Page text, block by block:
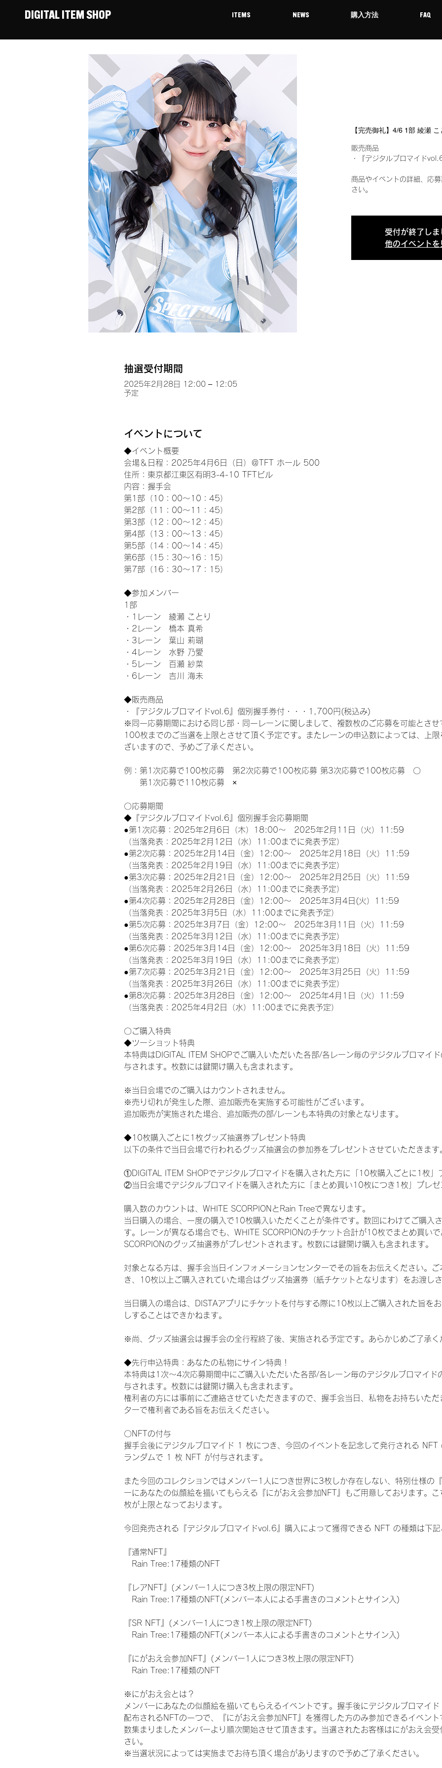
DIGITAL ITEM SHOP ITEMS NEWS 購入方法 FAQ
【完売御礼】4/6 1部 綾瀬
販売商品
・『デジタルブロマイド
商品やイベントの詳細、応
さい。
受付が終了しま
他のイベントを
抽選受付期間
2025年2月28日 12:00 – 12:05
予定
イベントについて
◆イベント概要
会場＆日程：2025年4月6日（日）＠TFT ホール 500
住所：東京都江東区有明3-4-10 TFTビル
内容：握手会
第1部（10：00～10：45）
第2部（11：00～11：45）
第3部（12：00～12：45）
第4部（13：00～13：45）
第5部（14：00～14：45）
第6部（15：30～16：15）
第7部（16：30～17：15）
◆参加メンバー
1部
・1レーン　綾瀬 ことり
・2レーン　橋本 真希
・3レーン　葉山 莉瑚
・4レーン　水野 乃愛
・5レーン　百瀬 紗菜
・6レーン　吉川 海未
◆販売商品
・『デジタルブロマイドvol.6』個別握手券付・・・1,700円(税込み)
※同一応募期間における同じ部・同一レーンに関しまして、複数枚のご応募を可能とさ
100枚までのご当選を上限とさせて頂く予定です。またレーンの申込数によっては、上
ざいますので、予めご了承ください。
例：第1次応募で100枚応募　第2次応募で100枚応募 第3次応募で100枚応募　〇
第1次応募で110枚応募　×
〇応募期間
◆『デジタルブロマイドvol.6』個別握手会応募期間
●第1次応募：2025年2月6日（木）18:00～　2025年2月11日（火）11:59
（当落発表：2025年2月12日（水）11:00までに発表予定）
●第2次応募：2025年2月14日（金）12:00～　2025年2月18日（火）11:59
（当落発表：2025年2月19日（水）11:00までに発表予定）
●第3次応募：2025年2月21日（金）12:00～　2025年2月25日（火）11:59
（当落発表：2025年2月26日（水）11:00までに発表予定）
●第4次応募：2025年2月28日（金）12:00～　2025年3月4日(火）11:59
（当落発表：2025年3月5日（水）11:00までに発表予定）
●第5次応募：2025年3月7日（金）12:00～　2025年3月11日（火）11:59
（当落発表：2025年3月12日（水）11:00までに発表予定）
●第6次応募：2025年3月14日（金）12:00～　2025年3月18日（火）11:59
（当落発表：2025年3月19日（水）11:00までに発表予定）
●第7次応募：2025年3月21日（金）12:00～　2025年3月25日（火）11:59
（当落発表：2025年3月26日（水）11:00までに発表予定）
●第8次応募：2025年3月28日（金）12:00～　2025年4月1日（火）11:59
（当落発表：2025年4月2日（水）11:00までに発表予定）
〇ご購入特典
◆ツーショット特典
本特典はDIGITAL ITEM SHOPでご購入いただいた各部/各レーン毎のデジタルブロマイ
与されます。枚数には鍵開け購入も含まれます。
※当日会場でのご購入はカウントされません。
※売り切れが発生した際、追加販売を実施する可能性がございます。
追加販売が実施された場合、追加販売の部/レーンも本特典の対象となります。
◆10枚購入ごとに1枚グッズ抽選券プレゼント特典
以下の条件で当日会場で行われるグッズ抽選会の参加券をプレゼントさせていただきます
①DIGITAL ITEM SHOPでデジタルブロマイドを購入された方に「10枚購入ごとに1枚」
②当日会場でデジタルブロマイドを購入された方に「まとめ買い10枚につき1枚」プレゼ
購入数のカウントは、WHITE SCORPIONとRain Treeで異なります。
当日購入の場合、一度の購入で10枚購入いただくことが条件です。数回にわけてご購入
す。レーンが異なる場合でも、WHITE SCORPIONのチケット合計が10枚でまとめ買い
SCORPIONのグッズ抽選券がプレゼントされます。枚数には鍵開け購入も含まれます。
対象となる方は、握手会当日インフォメーションセンターでその旨をお伝えください。
き、10枚以上ご購入されていた場合はグッズ抽選券（紙チケットとなります）をお渡しさ
当日購入の場合は、DISTAアプリにチケットを付与する際に10枚以上ご購入された旨を
しすることはできかねます。
※尚、グッズ抽選会は握手会の全行程終了後、実施される予定です。あらかじめご了承く
◆先行申込特典：あなたの私物にサイン特典！
本特典は1次〜4次応募期間中にご購入いただいた各部/各レーン毎のデジタルブロマイド
与されます。枚数には鍵開け購入も含まれます。
権利者の方には事前にご連絡させていただきますので、握手会当日、私物をお持ちいた
ターで権利者である旨をお伝えください。
〇NFTの付与
握手会後にデジタルブロマイド 1 枚につき、今回のイベントを記念して発行される NFT
ランダムで 1 枚 NFT が付与されます。
また今回のコレクションではメンバー1人につき世界に3枚しか存在しない、特別仕様の
ーにあなたの似顔絵を描いてもらえる『にがおえ会参加NFT』もご用意しております。
枚が上限となっております。
今回発売される『デジタルブロマイドvol.6』購入によって獲得できる NFT の種類は下記
『通常NFT』
Rain Tree:17種類のNFT
『レアNFT』(メンバー1人につき3枚上限の限定NFT)
Rain Tree:17種類のNFT(メンバー本人による手書きのコメントとサイン入)
『SR NFT』(メンバー1人につき1枚上限の限定NFT)
Rain Tree:17種類のNFT(メンバー本人による手書きのコメントとサイン入)
『にがおえ会参加NFT』(メンバー1人につき3枚上限の限定NFT)
Rain Tree:17種類のNFT
※にがおえ会とは？
メンバーにあなたの似顔絵を描いてもらえるイベントです。握手後にデジタルブロマイ
配布されるNFTの一つで、『にがおえ会参加NFT』を獲得した方のみ参加できるイベン
数集まりましたメンバーより順次開始させて頂きます。当選されたお客様はにがおえ会
さい。
※当選状況によっては実施までお待ち頂く場合がありますので予めご了承ください。